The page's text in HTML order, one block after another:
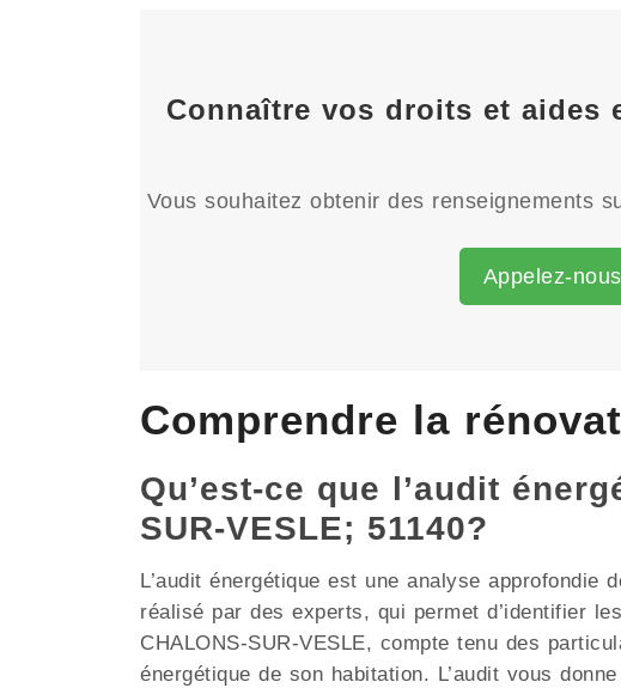
Connaître vos droits et aides
Vous souhaitez obtenir des renseignements
Appelez-
Comprendre la
Qu’est-ce que l’audit
SUR-VESLE; 51140?
L’audit énergétique est une analyse approfondie
réalisé par des experts, qui permet d’identifier
CHALONS-SUR-VESLE, compte tenu des
énergétique de son habitation. L’audit vous